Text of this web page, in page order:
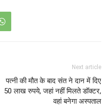
Next article
पत्नी की मौत के बाद संत ने दान में दिए
50 लाख रुपये, जहां नहीं मिलते डॉक्टर,
वहां बनेगा अस्पताल